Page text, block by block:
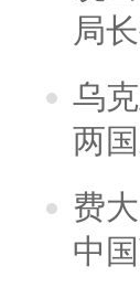
局
乌
两
费
中